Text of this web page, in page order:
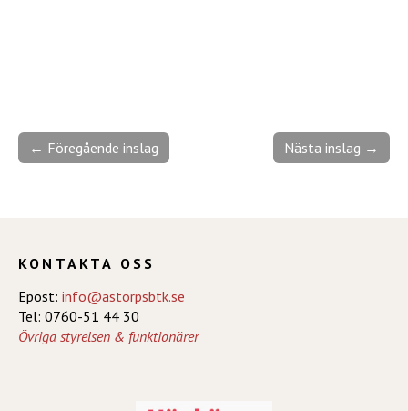
Nästa inslag →
← Föregående inslag
KONTAKTA OSS
Epost: info@astorpsbtk.se
Tel: 0760-51 44 30
Övriga styrelsen & funktionärer